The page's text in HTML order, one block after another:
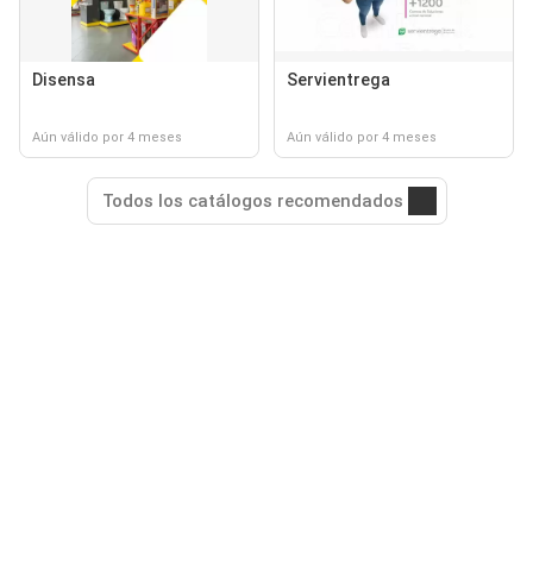
Disensa
Aún válido por 4 meses
Servientrega
Aún válido por 4 meses
Todos los catálogos recomendados